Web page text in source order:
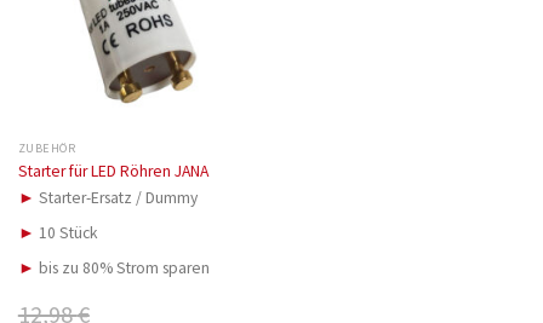
ZUBEHÖR
Starter für LED Röhren JANA
► Starter-Ersatz / Dummy
► 10 Stück
► bis zu 80% Strom sparen
12,98€